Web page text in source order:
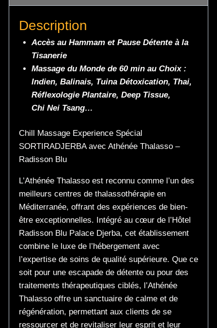
Description
Accès au Hammam et Pause Détente à la
Tisanerie
Massage du Monde de 60 min au Choix :
Indien, Balinais, Tuina Détoxication, Thai,
Réflexologie Plantaire, Deep Tissue,
Chi Nei Tsang…
Chill Massage Experience Spécial
SORTIRADJERBA avec Athénée Thalasso –
Radisson Blu
L’Athénée Thalasso est reconnu comme l’un des
meilleurs centres de thalassothérapie en
Méditerranée, offrant des expériences de bien-
être exceptionnelles. Intégré au cœur de l’Hôtel
Radisson Blu Palace Djerba, cet établissement
combine le luxe de l’hébergement avec
l’expertise de soins de qualité supérieure. Que ce
soit pour une escapade de détente ou pour des
traitements thérapeutiques ciblés, l’Athénée
Thalasso offre un sanctuaire de calme et de
régénération, permettant aux clients de se
ressourcer et de revitaliser leur esprit et leur